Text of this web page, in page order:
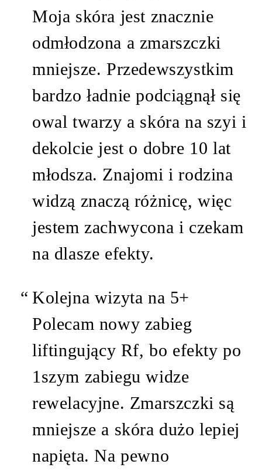
Moja skóra jest znacznie
odmłodzona a zmarszczki
mniejsze. Przedewszystkim
bardzo ładnie podciągnął się
owal twarzy a skóra na szyi i
dekolcie jest o dobre 10 lat
młodsza. Znajomi i rodzina
widzą znaczą różnicę, więc
jestem zachwycona i czekam
na dlasze efekty.
Kolejna wizyta na 5+
Polecam nowy zabieg
liftingujący Rf, bo efekty po
1szym zabiegu widze
rewelacyjne. Zmarszczki są
mniejsze a skóra dużo lepiej
napięta. Na pewno